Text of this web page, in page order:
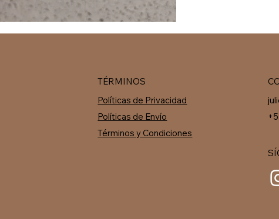
Políticas de Privacidad
Políticas de Envío
Términos y Condiciones
TÉRMINOS